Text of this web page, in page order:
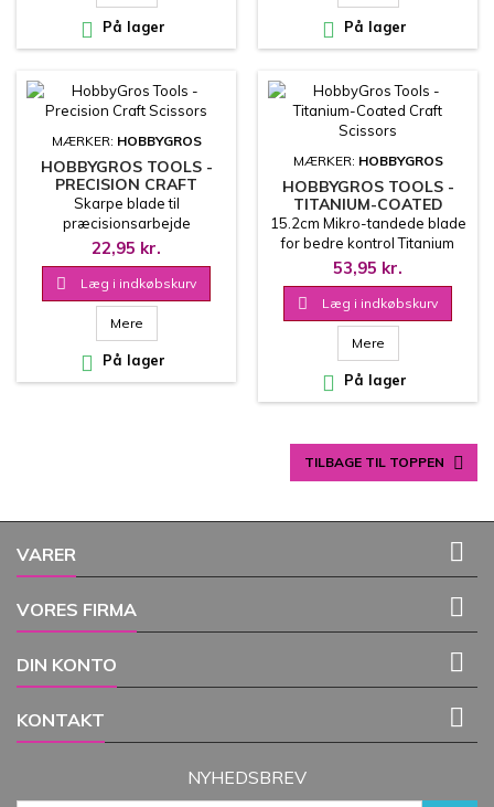
 På lager  På lager
MÆRKER: HOBBYGROS
HOBBYGROS TOOLS -
PRECISION CRAFT
SCISSORS
Skarpe blade til
præcisionsarbejde
Komfortabelt skridsikkert
greb Egnet både til højre- og
venstrehåndede Inklusiv
sikkerhedsbeskyttelse
Perfekt til scrapbooking,
kortfremstilling og
detaljearbejde
22,95 kr.
 Læg i indkøbskurv
Mere
 På lager
MÆRKER: HOBBYGROS
HOBBYGROS TOOLS -
TITANIUM-COATED
CRAFT SCISSORS
15.2cm Mikro-tandede blade
for bedre kontrol Titanium
belægning for øget
holdbarhed Velegnet til papir,
karton, stof og lette
hobbyprojekter
53,95 kr.
 Læg i indkøbskurv
Mere
 På lager
TILBAGE TIL TOPPEN 
VARER 
VORES FIRMA 
DIN KONTO 
KONTAKT 
NYHEDSBREV